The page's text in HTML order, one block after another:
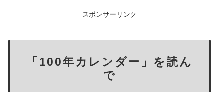
スポンサーリンク
「100年カレンダー」を読ん
で